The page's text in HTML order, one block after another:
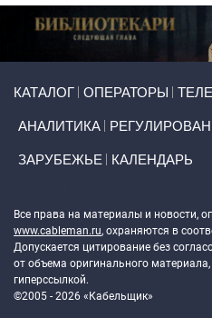
КАТАЛОГ ОПЕРАТОРЫ
АНАЛИТИКА
ЗАРУБЕЖЬЕ КАЛЕНДАРЬ
Все права на материалы и новости,
www.cableman.ru, охраняются в
Допускается цитирование без
от объема оригинального
гиперссылкой.
©2005 - 2026 «Кабельщик»